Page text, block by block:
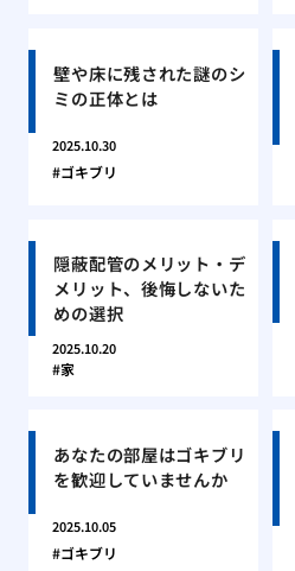
壁や床に残された謎のシ
ミの正体とは
2025.10.30
ゴキブリ
隠蔽配管のメリット・デ
メリット、後悔しないた
めの選択
2025.10.20
家
あなたの部屋はゴキブリ
を歓迎していませんか
2025.10.05
ゴキブリ